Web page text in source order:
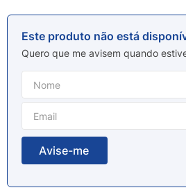
Este produto não está
Quero que me avisem quando
9º
lenço umedecido
10º fralda